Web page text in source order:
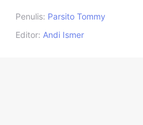
Penulis: Parsito Tommy
Editor: Andi Ismer